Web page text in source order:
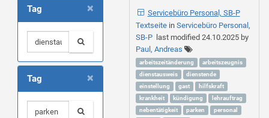
×
Tag
×
Tag
Servicebüro Personal, SB-P
Textseite in Servicebüro Personal,
SB-Plast modified 24.10.2025by
Paul, Andreas
arbeitszeitänderung
arbeitszeugnis
dienstausweis
dienstende
einstellung
gast
hilfskraft
krankheit
kündigung
lehrauftrag
nebentätigkeit
parken
personal